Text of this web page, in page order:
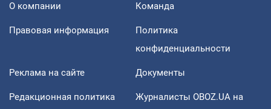
О компании Команда
Правовая информация
Политика
конфиденциальности
Реклама на сайте Документы
Редакционная политика
Журналисты OBOZ.UA на